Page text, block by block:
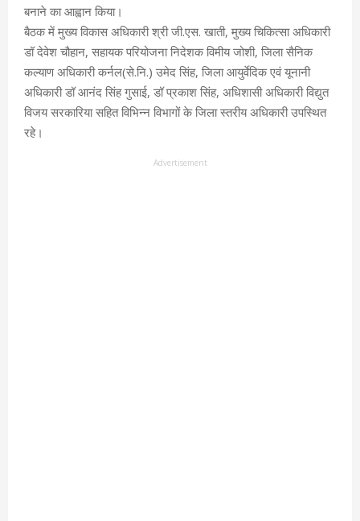
बनाने का आह्वान किया।
बैठक में मुख्य विकास अधिकारी श्री जी.एस. खाती, मुख्य चिकित्सा अधिकारी
डॉ देवेश चौहान, सहायक परियोजना निदेशक विमीय जोशी, जिला सैनिक
कल्याण अधिकारी कर्नल(से.नि.) उमेद सिंह, जिला आयुर्वेदिक एवं यूनानी
अधिकारी डॉ आनंद सिंह गुसाई, डॉ प्रकाश सिंह, अधिशासी अधिकारी विद्युत
विजय सरकारिया सहित विभिन्न विभागों के जिला स्तरीय अधिकारी उपस्थित
रहे।
Advertisement